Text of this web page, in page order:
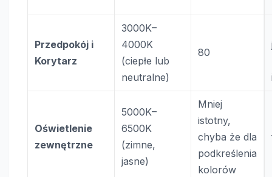
Przedpokój i
Korytarz
3000K–
4000K
(ciepłe lub
neutralne)
80
Oświetlenie
zewnętrzne
5000K–
6500K
(zimne,
jasne)
Mniej
istotny,
chyba że dla
podkreślenia
kolorów